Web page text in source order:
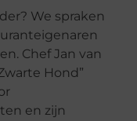
We spraken
Chef Jan van
Hond”
en zijn